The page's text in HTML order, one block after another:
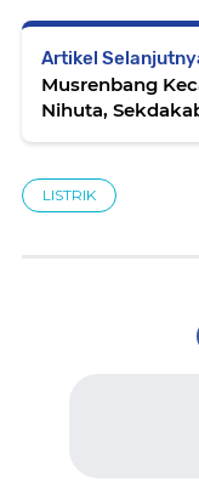
Artikel
Musrenbang
Nihuta,
LISTRIK